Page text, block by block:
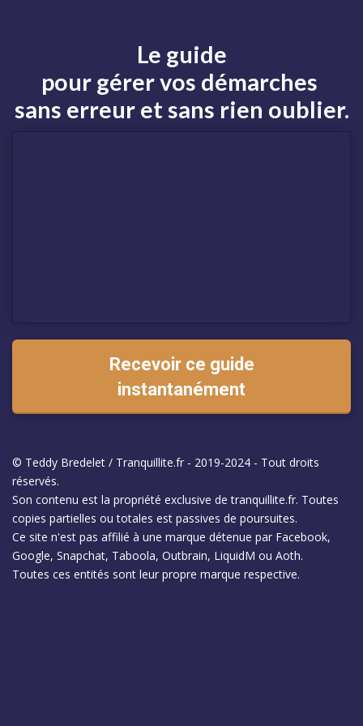
Le guide
pour gérervos démarches
sans erreur et sans rien oublier.
Recevoir ce guide
instantanément
© Teddy Bredelet / Tranquillite.fr - 2019-2024 - Tout droits
réservés.
Son contenu est la propriété exclusive de tranquillite.fr. Toutes
copies partielles ou totales est passives de poursuites.
Ce site n'est pas affilié à une marque détenue par Facebook,
Google, Snapchat, Taboola, Outbrain, LiquidM ou Aoth.
Toutes ces entités sont leur propre marque respective.